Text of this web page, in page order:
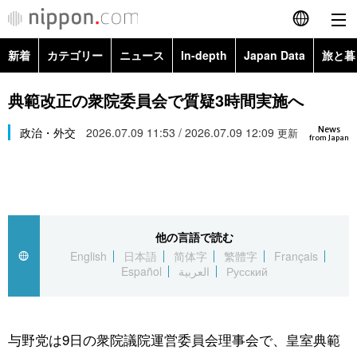
English
简体字
繁體字
العربية
社会
旅と暮らし
新着 カテゴリー ニュース In-depth Japan Data 旅と
政治・外交
経済・ビジネス
社会
文化
科学・技術
暮らし
Images
お知らせ
典範改正の衆院委員会で質疑3時間実施へ
News
from Japan
政治・外交 2026.07.09 11:53 / 2026.07.09 12:09 更新
他の言語で読む
English
日本語 简体字 繁體字
Français
Español
العربية Русский
与野党は9日の衆院議院運営委員会理事会で、皇室典範